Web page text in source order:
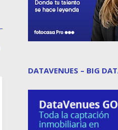
DATAVENUES – BIG